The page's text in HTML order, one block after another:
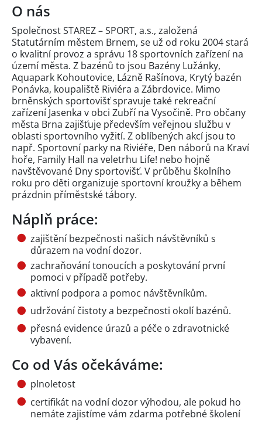
O nás
Společnost STAREZ – SPORT, a.s., založená
Statutárním městem Brnem, se už od roku 2004 stará
o kvalitní provoz a správu 18 sportovních zařízení na
území města. Z bazénů to jsou Bazény Lužánky,
Aquapark Kohoutovice, Lázně Rašínova, Krytý bazén
Ponávka, koupaliště Riviéra a Zábrdovice. Mimo
brněnských sportovišť spravuje také rekreační
zařízení Jasenka v obci Zubří na Vysočině. Pro občany
města Brna zajišťuje především veřejnou službu v
oblasti sportovního vyžití. Z oblíbených akcí jsou to
např. Sportovní parky na Riviéře, Den náborů na Kraví
hoře, Family Hall na veletrhu Life! nebo hojně
navštěvované Dny sportovišť. V průběhu školního
roku pro děti organizuje sportovní kroužky a během
prázdnin příměstské tábory.
Náplň práce:
zajištění bezpečnosti našich návštěvníků s
důrazem na vodní dozor.
zachraňování tonoucích a poskytování první
pomoci v případě potřeby.
aktivní podpora a pomoc návštěvníkům.
udržování čistoty a bezpečnosti okolí bazénů.
přesná evidence úrazů a péče o zdravotnické
vybavení.
Co od Vás očekáváme:
plnoletost
certifikát na vodní dozor výhodou, ale pokud ho
nemáte zajistíme vám zdarma potřebné školení